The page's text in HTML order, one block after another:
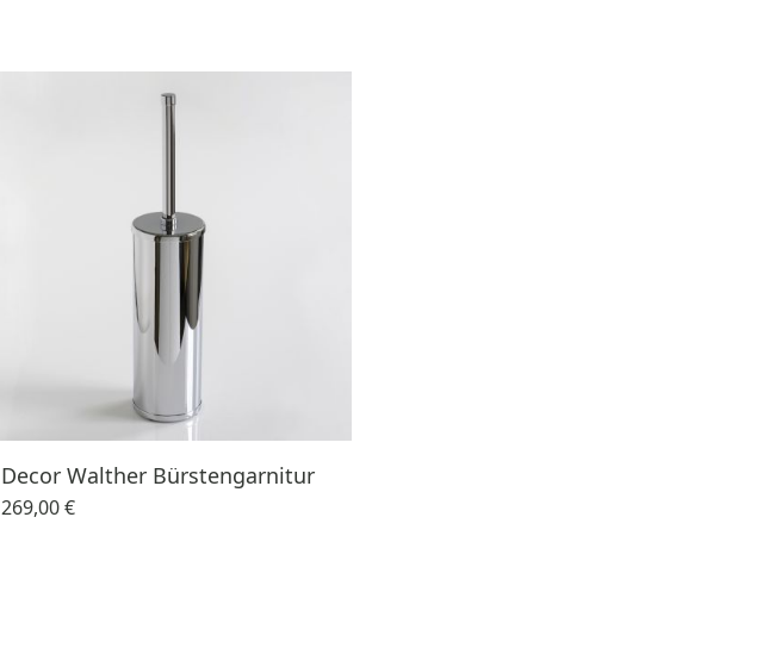
Decor Walther Bürstengarnitur
269,00 €